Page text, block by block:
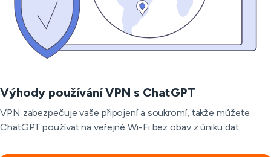
Výhody používání VPN s ChatGPT
VPN zabezpečuje vaše připojení a soukromí, takže můžete
ChatGPT používat na veřejné Wi-Fi bez obav z úniku dat.